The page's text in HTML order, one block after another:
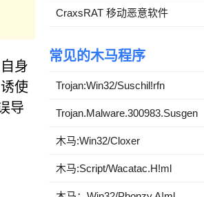
身
使
导
CraxsRAT 移动恶意软件
常见的木马程序
Trojan:Win32/Suschil!rfn
Trojan.Malware.300983.Susgen
木马:Win32/Cloxer
木马:Script/Wacatac.H!ml